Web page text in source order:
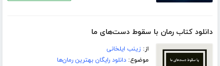
دانلود کتاب رمان با سقوط دست‌های ما
از:زینب ایلخانی
موضوع:دانلود رایگان بهترین رمان‌ها